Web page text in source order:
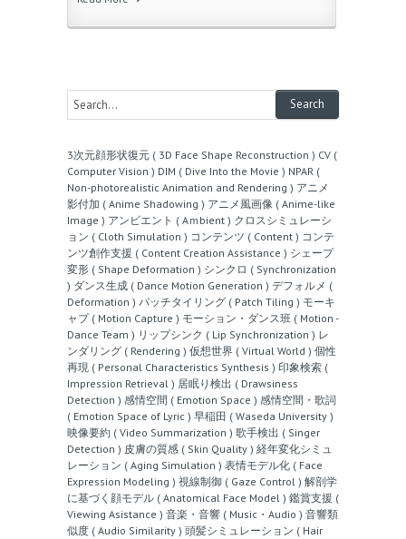
3次元顔形状復元 ( 3D Face Shape Reconstruction ) CV (
Computer Vision ) DIM ( Dive Into the Movie ) NPAR (
Non-photorealistic Animation and Rendering ) アニメ
影付加 ( Anime Shadowing ) アニメ風画像 ( Anime-like
Image ) アンビエント ( Aｍbient ) クロスシミュレーシ
ョン ( Cloth Simulation ) コンテンツ ( Content ) コンテ
ンツ創作支援 ( Content Creation Assistance ) シェープ
変形 ( Shape Deformation ) シンクロ ( Synchronization
) ダンス生成 ( Dance Motion Generation ) デフォルメ (
Deformation ) パッチタイリング ( Patch Tiling ) モーキ
ャプ ( Motion Capture ) モーション・ダンス班 ( Motion -
Dance Team ) リップシンク ( Lip Synchronization ) レ
ンダリング ( Rendering ) 仮想世界 ( Virtual World ) 個性
再現 ( Personal Characteristics Synthesis ) 印象検索 (
Impression Retrieval ) 居眠り検出 ( Drawsiness
Detection ) 感情空間 ( Emotion Space ) 感情空間・歌詞
( Emotion Space of Lyric ) 早稲田 ( Waseda University )
映像要約 ( Video Summarization ) 歌手検出 ( Singer
Detection ) 皮膚の質感 ( Skin Quality ) 経年変化シミュ
レーション ( Aging Simulation ) 表情モデル化 ( Face
Expression Modeling ) 視線制御 ( Gaze Control ) 解剖学
に基づく顔モデル ( Anatomical Face Model ) 鑑賞支援 (
Viewing Asistance ) 音楽・音響 ( Music・Audio ) 音響類
似度 ( Audio Similarity ) 頭髪シミュレーション ( Hair